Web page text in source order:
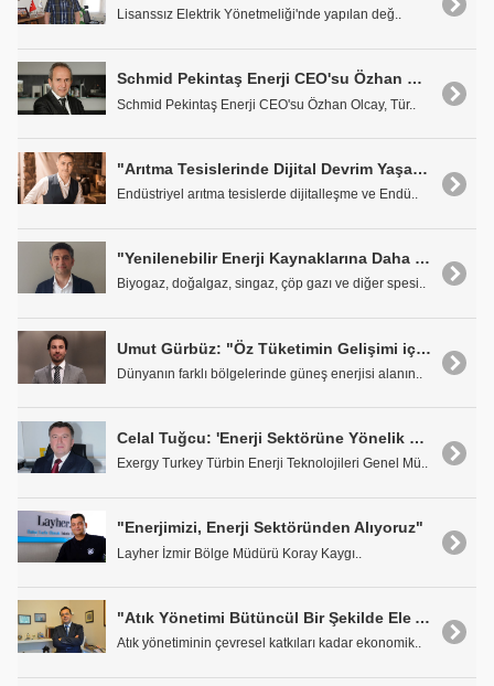
Lisanssız Elektrik Yönetmeliği'nde yapılan değ..
Schmid Pekintaş Enerji CEO'su Özhan Olcay: "Büyük Bir Potansiyele Sahibiz"
Schmid Pekintaş Enerji CEO'su Özhan Olcay, Tür..
"Arıtma Tesislerinde Dijital Devrim Yaşanacak"
Endüstriyel arıtma tesislerde dijitalleşme ve Endü..
"Yenilenebilir Enerji Kaynaklarına Daha Çok Yatırım Yapmalıyız"
Biyogaz, doğalgaz, singaz, çöp gazı ve diğer spesi..
Umut Gürbüz: "Öz Tüketimin Gelişimi için Finans Koşulları İyileştirilmeli"
Dünyanın farklı bölgelerinde güneş enerjisi alanın..
Celal Tuğcu: 'Enerji Sektörüne Yönelik Yatırımlarımızı Sürdüreceğiz'
Exergy Turkey Türbin Enerji Teknolojileri Genel Mü..
"Enerjimizi, Enerji Sektöründen Alıyoruz"
Layher İzmir Bölge Müdürü Koray Kaygı..
"Atık Yönetimi Bütüncül Bir Şekilde Ele Alınmalı"
Atık yönetiminin çevresel katkıları kadar ekonomik..